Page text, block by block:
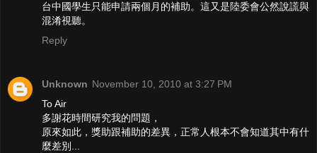
台中國學生只能申請兩個月的補助。這又是陸委會公然說謊與
混淆視聽。
Reply
Unknown November 10, 2010 at 3:27 PM
To Air
多謝花時間研究我的問題，
原來如此，獎助跟補助的差異，正常人根本不會知道其中有什
麼差別...